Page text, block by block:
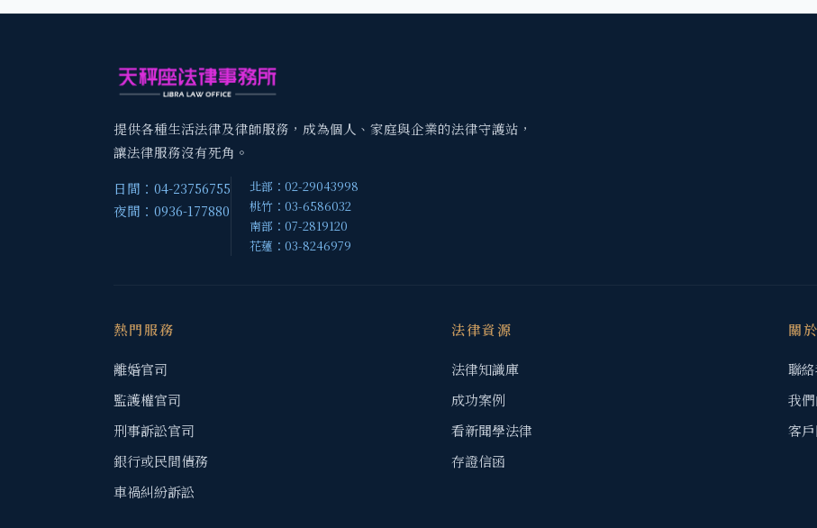
提供各種生活法律及律師服務，成為個人、家庭與企業的法律守護站，
讓法律服務沒有死角。
日間：04-23756755
夜間：0936-177880
北部：02-29043998
桃竹：03-6586032
南部：07-2819120
花蓮：03-8246979
熱門服務
離婚官司
監護權官司
刑事訴訟官司
銀行或民間債務
車禍糾紛訴訟
法律資源
法律知識庫
成功案例
看新聞學法律
存證信函
關
聯
我
客